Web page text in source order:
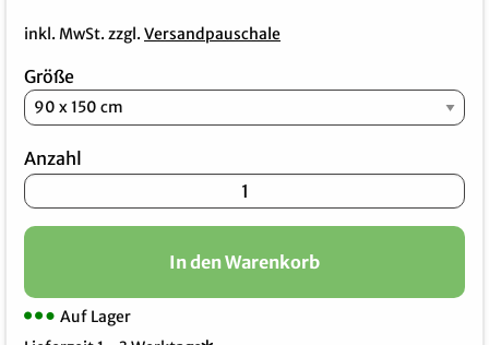
inkl. MwSt. zzgl. Versandpauschale
Größe
Anzahl
In den Warenkorb
Auf Lager